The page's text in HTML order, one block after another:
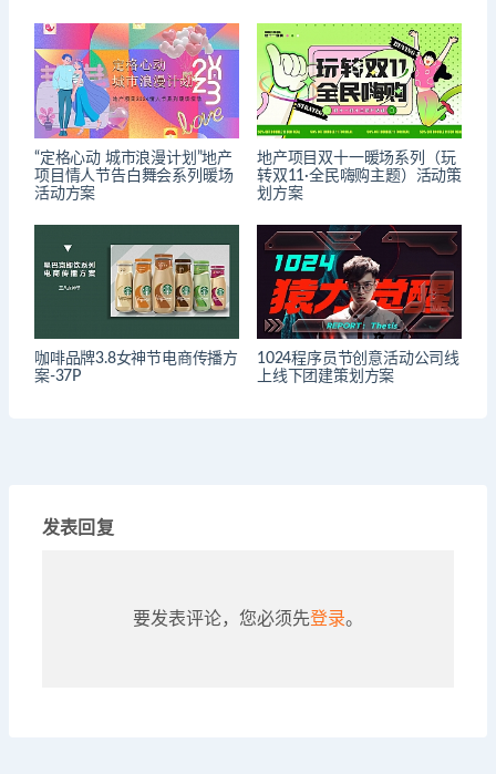
“定格心动 城市浪漫计划”地产
项目情人节告白舞会系列暖场
活动方案
地产项目双十一暖场系列（玩
转双11·全民嗨购主题）活动策
划方案
咖啡品牌3.8女神节电商传播方
案-37P
1024程序员节创意活动公司线
上线下团建策划方案
发表回复
要发表评论，您必须先登录。